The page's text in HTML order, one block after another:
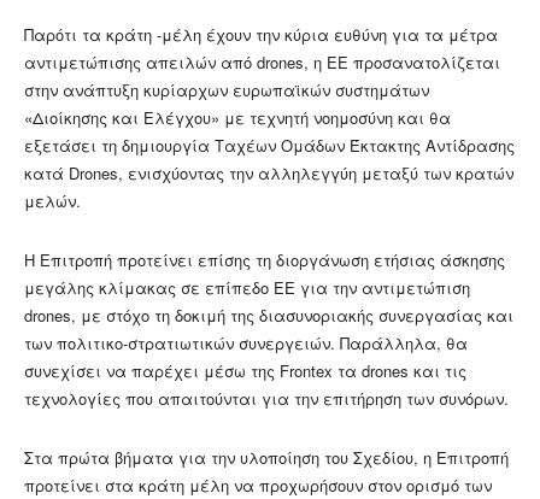
Παρότι τα κράτη -μέλη έχουν την κύρια ευθύνη για τα μέτρα
αντιμετώπισης απειλών από drones, η ΕΕ προσανατολίζεται
στην ανάπτυξη κυρίαρχων ευρωπαϊκών συστημάτων
«Διοίκησης και Ελέγχου» με τεχνητή νοημοσύνη και θα
εξετάσει τη δημιουργία Ταχέων Ομάδων Έκτακτης Αντίδρασης
κατά Drones, ενισχύοντας την αλληλεγγύη μεταξύ των κρατών
μελών.
Η Επιτροπή προτείνει επίσης τη διοργάνωση ετήσιας άσκησης
μεγάλης κλίμακας σε επίπεδο ΕΕ για την αντιμετώπιση
drones, με στόχο τη δοκιμή της διασυνοριακής συνεργασίας και
των πολιτικο-στρατιωτικών συνεργειών. Παράλληλα, θα
συνεχίσει να παρέχει μέσω της Frontex τα drones και τις
τεχνολογίες που απαιτούνται για την επιτήρηση των συνόρων.
Στα πρώτα βήματα για την υλοποίηση του Σχεδίου, η Επιτροπή
προτείνει στα κράτη μέλη να προχωρήσουν στον ορισμό των